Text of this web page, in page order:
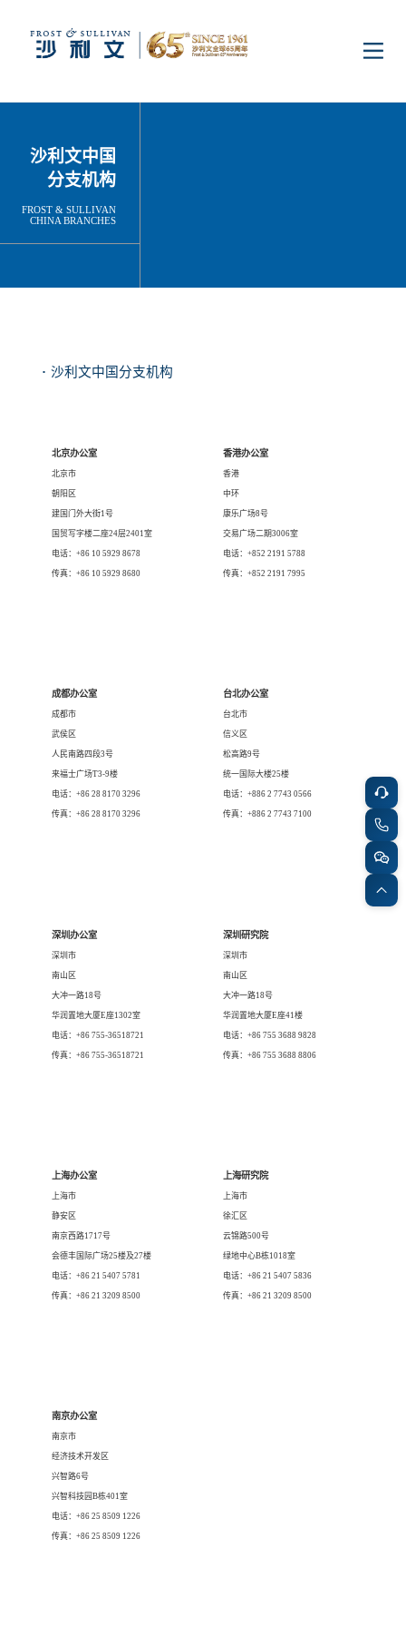
首页
洞察
双碳新能源
智能家居 汽车与出行
公共服务 食品与饮料
美容时尚 大数据与人工智能
物流与供应链 建筑科技与装饰装潢
企业级服务 跨境电商贸易
基础设施建设 环保节能科技
园林绿化 商业航空
资本市场顾问服务
传媒中心
媒体报道
媒体服务
关于我们
公司介绍
表现与影响
战略合作伙伴
专家委员会
加入我们
沙利文中国
分支机构
FROST & SULLIVAN
CHINA BRANCHES
沙利文中国分支机构
北京办公室
北京市
朝阳区
建国门外大街1号
国贸写字楼二座24层2401室
电话：+86 10 5929 8678
传真：+86 10 5929 8680
香港办公室
香港
中环
康乐广场8号
交易广场二期3006室
电话：+852 2191 5788
传真：+852 2191 7995
成都办公室
成都市
武侯区
人民南路四段3号
来福士广场T3-9楼
电话：+86 28 8170 3296
传真：+86 28 8170 3296
台北办公室
台北市
信义区
松高路9号
统一国际大楼25楼
电话：+886 2 7743 0566
传真：+886 2 7743 7100
深圳办公室
深圳市
南山区
大冲一路18号
华润置地大厦E座1302室
电话：+86 755-36518721
传真：+86 755-36518721
深圳研究院
深圳市
南山区
大冲一路18号
华润置地大厦E座41楼
电话：+86 755 3688 9828
传真：+86 755 3688 8806
上海办公室
上海市
静安区
南京西路1717号
会德丰国际广场25楼及27楼
电话：+86 21 5407 5781
传真：+86 21 3209 8500
上海研究院
上海市
徐汇区
云锦路500号
绿地中心B栋1018室
电话：+86 21 5407 5836
传真：+86 21 3209 8500
南京办公室
南京市
经济技术开发区
兴智路6号
兴智科技园B栋401室
电话：+86 25 8509 1226
传真：+86 25 8509 1226